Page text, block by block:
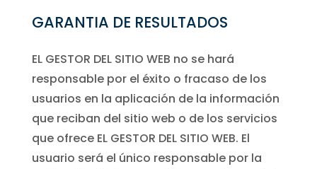
GARANTIA DE RESULTADOS
EL GESTOR DEL SITIO WEB no se hará
responsable por el éxito o fracaso de los
usuarios en la aplicación de la información
que reciban del sitio web o de los servicios
que ofrece EL GESTOR DEL SITIO WEB. El
usuario será el único responsable por la